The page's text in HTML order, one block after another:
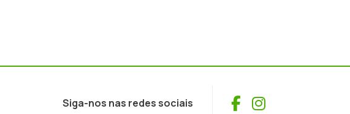
Siga-nos nas redes sociais Facebook
Instagram